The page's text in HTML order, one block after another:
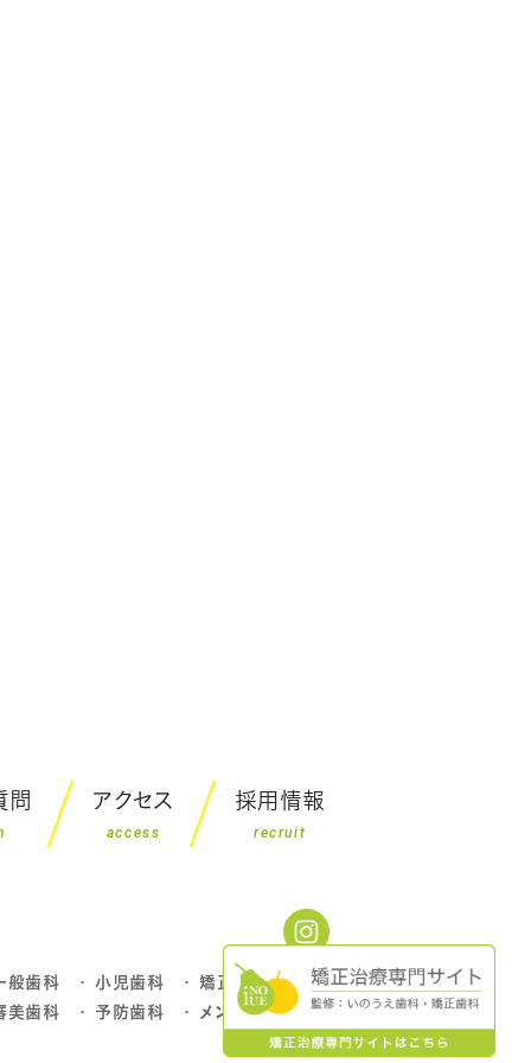
問 アクセス
access
採用情報
recruit
般歯科 小児歯科
矯正歯科
美歯科
予防歯科 メンテナンス 等